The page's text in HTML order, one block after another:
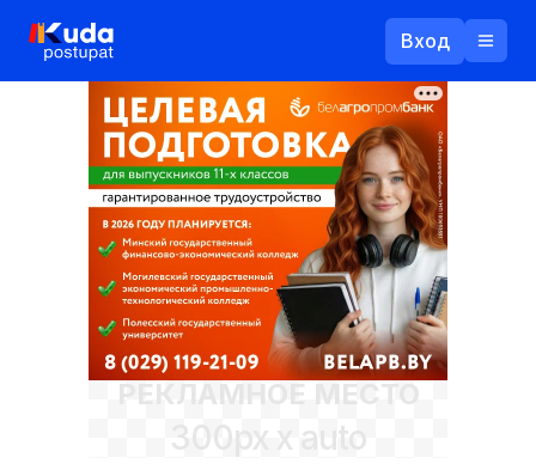
Вход
Логин
Пароль
Забыли пароль?
Войти
Назад
Ваш email
РЕКЛАМНОЕ МЕСТО
300px x auto